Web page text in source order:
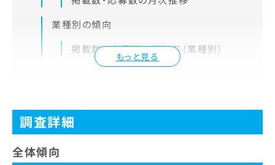
もっと見る
業種別の傾向
掲載数と応募数の増加率（業種別）
調査詳細
全体傾向